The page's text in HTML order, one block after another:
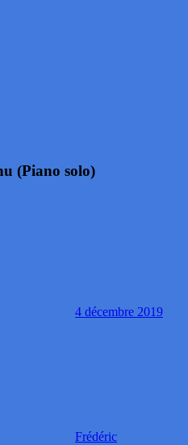
(Piano solo)
4 décembre 2019
Frédéric